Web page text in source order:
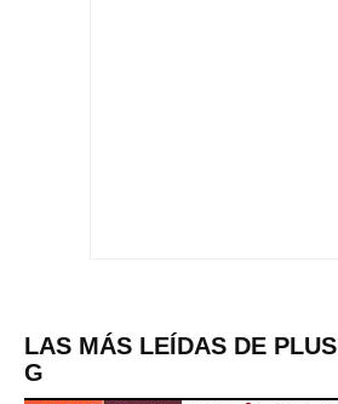
LAS MÁS LEÍDAS DE PLUS
G